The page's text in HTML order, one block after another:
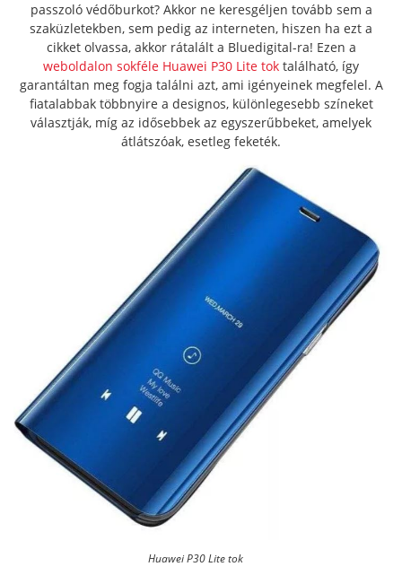
passzoló védőburkot? Akkor ne keresgéljen tovább sem a
szaküzletekben, sem pedig az interneten, hiszen ha ezt a
cikket olvassa, akkor rátalált a Bluedigital-ra! Ezen a
weboldalon sokféle Huawei P30 Lite tok található, így
garantáltan meg fogja találni azt, ami igényeinek megfelel. A
fiatalabbak többnyire a designos, különlegesebb színeket
választják, míg az idősebbek az egyszerűbbeket, amelyek
átlátszóak, esetleg feketék.
Huawei P30 Lite tok